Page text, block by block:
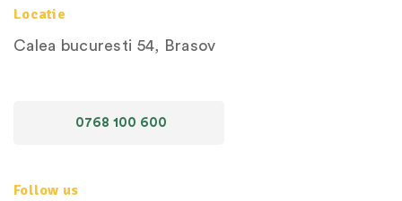
Locatie
Calea bucuresti 54, Brasov
0768 100 600
Follow us